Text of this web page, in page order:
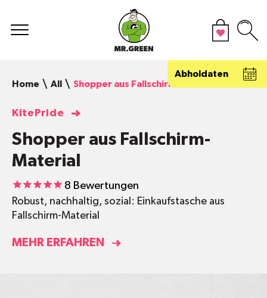
Abholdaten
Home
All Shopper aus Fallschirm-Material
KitePride
Shopper aus Fallschirm-
Material
8 Bewertungen
Robust, nachhaltig, sozial: Einkaufstasche aus
Fallschirm-Material
MEHR ERFAHREN